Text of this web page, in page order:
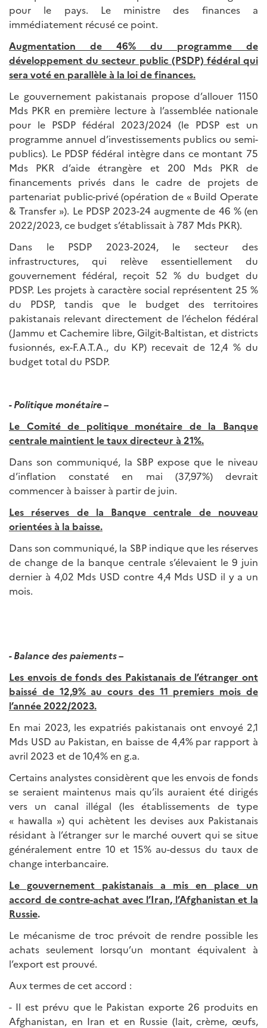
pour le pays. Le ministre des finances a
immédiatement récusé ce point.
Augmentation de 46% du programme de
développement du secteur public (PSDP) fédéral qui
sera voté en parallèle à la loi de finances.
Le gouvernement pakistanais propose d’allouer 1150
Mds PKR en première lecture à l’assemblée nationale
pour le PSDP fédéral 2023/2024 (le PDSP est un
programme annuel d’investissements publics ou semi-
publics). Le PDSP fédéral intègre dans ce montant 75
Mds PKR d’aide étrangère et 200 Mds PKR de
financements privés dans le cadre de projets de
partenariat public-privé (opération de « Build Operate
& Transfer »). Le PDSP 2023-24 augmente de 46 % (en
2022/2023, ce budget s’établissait à 787 Mds PKR).
Dans le PSDP 2023-2024, le secteur des
infrastructures, qui relève essentiellement du
gouvernement fédéral, reçoit 52 % du budget du
PDSP. Les projets à caractère social représentent 25 %
du PDSP, tandis que le budget des territoires
pakistanais relevant directement de l’échelon fédéral
(Jammu et Cachemire libre, Gilgit-Baltistan, et districts
fusionnés, ex-F.A.T.A., du KP) recevait de 12,4 % du
budget total du PSDP.
- Politique monétaire –
Le Comité de politique monétaire de la Banque
centrale maintient le taux directeur à 21%.
Dans son communiqué, la SBP expose que le niveau
d’inflation constaté en mai (37,97%) devrait
commencer à baisser à partir de juin.
Les réserves de la Banque centrale de nouveau
orientées à la baisse.
Dans son communiqué, la SBP indique que les réserves
de change de la banque centrale s’élevaient le 9 juin
dernier à 4,02 Mds USD contre 4,4 Mds USD il y a un
mois.
- Balance des paiements –
Les envois de fonds des Pakistanais de l’étranger ont
baissé de 12,9% au cours des 11 premiers mois de
l’année 2022/2023.
En mai 2023, les expatriés pakistanais ont envoyé 2,1
Mds USD au Pakistan, en baisse de 4,4% par rapport à
avril 2023 et de 10,4% en g.a.
Certains analystes considèrent que les envois de fonds
se seraient maintenus mais qu’ils auraient été dirigés
vers un canal illégal (les établissements de type
« hawalla ») qui achètent les devises aux Pakistanais
résidant à l’étranger sur le marché ouvert qui se situe
généralement entre 10 et 15% au-dessus du taux de
change interbancaire.
Le gouvernement pakistanais a mis en place un
accord de contre-achat avec l’Iran, l’Afghanistan et la
Russie.
Le mécanisme de troc prévoit de rendre possible les
achats seulement lorsqu’un montant équivalent à
l’export est prouvé.
Aux termes de cet accord :
- Il est prévu que le Pakistan exporte 26 produits en
Afghanistan, en Iran et en Russie (lait, crème, œufs,